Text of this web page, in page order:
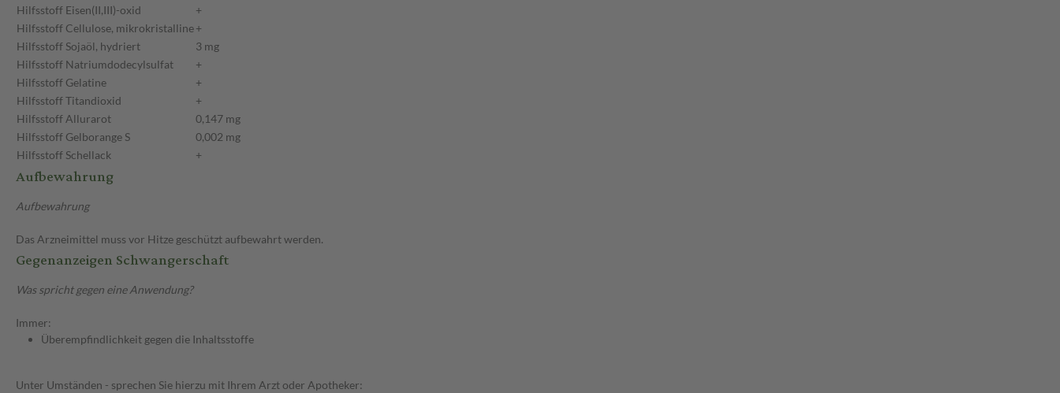
Hilfsstoff Eisen(II,III)-oxid
+
Hilfsstoff Cellulose, mikrokristalline+
Hilfsstoff Sojaöl, hydriert
3 mg
Hilfsstoff Natriumdodecylsulfat
+
Hilfsstoff Gelatine
+
HilfsstoffTitandioxid
+
Hilfsstoff Allurarot
0,147 mg
Hilfsstoff Gelborange S
0,002 mg
Hilfsstoff Schellack +
Aufbewahrung
Aufbewahrung
Das Arzneimittel muss vor Hitze geschützt aufbewahrt werden.
Gegenanzeigen Schwangerschaft
Was spricht gegen eine Anwendung?
Immer:
Überempfindlichkeit gegen die Inhaltsstoffe
Unter Umständen - sprechen Sie hierzu mit Ihrem Arzt oder Apotheker: